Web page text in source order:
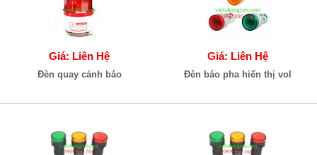
Giá: Liên Hệ
Đèn quay cảnh báo
Giá: Liên Hệ
Đèn báo pha hiển thị vol